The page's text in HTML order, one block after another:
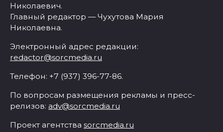
Николаевич.
Главный редактор — Чухутова Мария
Николаевна.
Электронный адрес редакции:
redactor@sorcmedia.ru
Телефон: +7 (937) 396-77-86.
По вопросам размещения рекламы и пресс-
релизов: adv@sorcmedia.ru
Проект агентства sorcmedia.ru